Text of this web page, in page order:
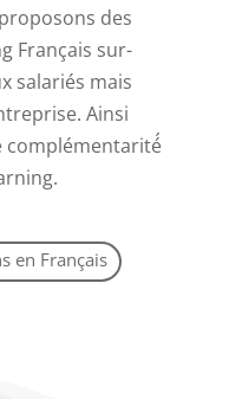
des
Français sur-
salariés mais
Ainsi
complémentarité́
en Français